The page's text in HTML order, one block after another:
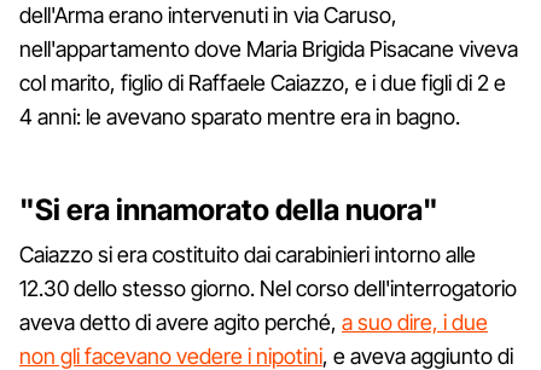
dell'Arma erano intervenuti in via Caruso,
nell'appartamento dove Maria Brigida Pisacane viveva
col marito, figlio di Raffaele Caiazzo, e i due figli di 2 e
4 anni: le avevano sparato mentre era in bagno.
"Si era innamorato della nuora"
Caiazzo si era costituito dai carabinieri intorno alle
12.30 dello stesso giorno. Nel corso dell'interrogatorio
aveva detto di avere agito perché, a suo dire, i due
non gli facevano vedere i nipotini, e aveva aggiunto di